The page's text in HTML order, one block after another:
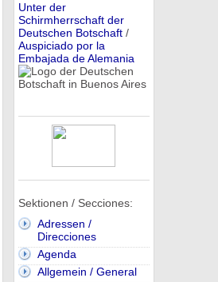
Unter der
Schirmherrschaft der
Deutschen Botschaft/
Auspiciado por la
Embajada de Alemania
Sektionen / Secciones:
Adressen /
Direcciones
Agenda
Allgemein / General